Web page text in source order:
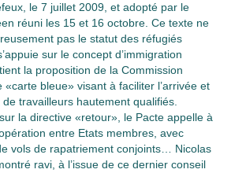
le 7 juillet 2009, et adopté par le
réuni les 15 et 16 octobre. Ce texte ne
pas le statut des réfugiés
sur le concept d’immigration
la proposition de la Commission
«carte bleue» visant à faciliter l’arrivée et
de travailleurs hautement qualifiés.
la directive «retour», le Pacte appelle à
entre Etats membres, avec
vols de rapatriement conjoints… Nicolas
ravi, à l’issue de ce dernier conseil